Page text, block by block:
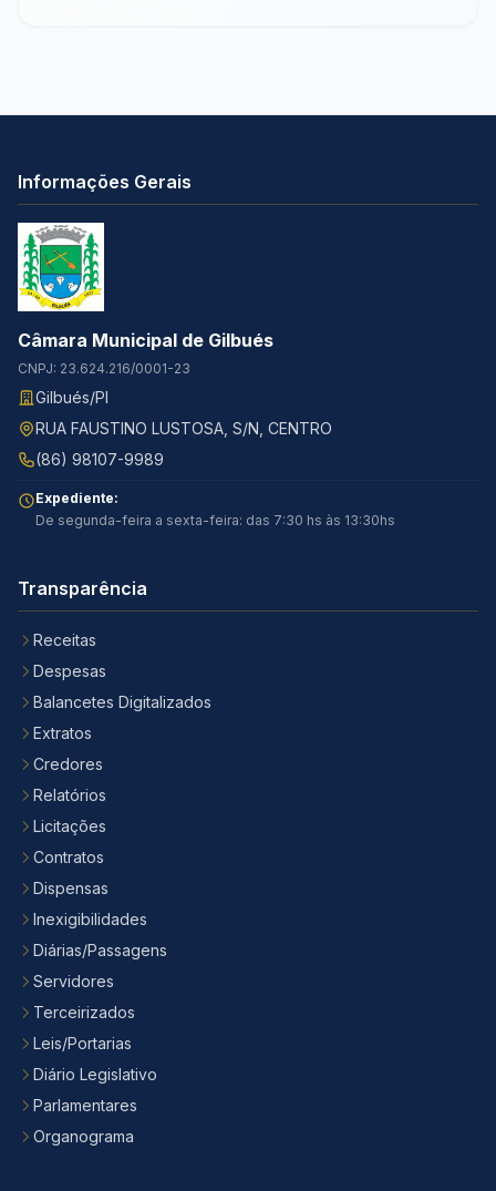
Informações Gerais
Câmara Municipal de Gilbués
CNPJ: 23.624.216/0001-23
Gilbués/PI
RUA FAUSTINO LUSTOSA, S/N, CENTRO
(86) 98107-9989
Expediente:
De segunda-feira a sexta-feira: das 7:30 hs às 13:30hs
Transparência
Receitas
Despesas
Balancetes Digitalizados
Extratos
Credores
Relatórios
Licitações
Contratos
Dispensas
Inexigibilidades
Diárias/Passagens
Servidores
Terceirizados
Leis/Portarias
Diário Legislativo
Parlamentares
Organograma